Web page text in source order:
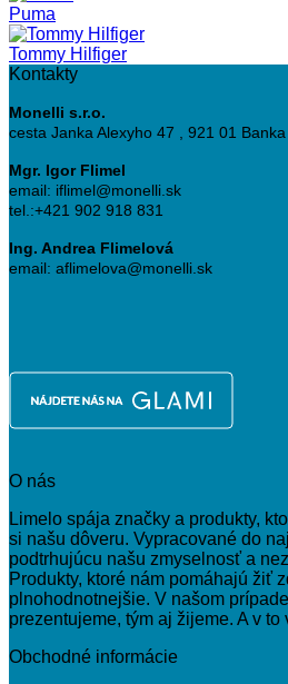
Puma
Tommy Hilfiger
Kontakty
Monelli s.r.o.
cesta Janka Alexyho 47 , 921 01 Banka
Mgr. Igor Flimel
email: iflimel@monelli.sk
tel.:+421 902 918 831
Ing. Andrea Flimelová
email: aflimelova@monelli.sk
O nás
Limelo spája značky a produkty,
si našu dôveru. Vypracované do
podtrhujúcu našu zmyselnosť a
Produkty, ktoré nám pomáhajú žiť
plnohodnotnejšie. V našom
prezentujeme, tým aj žijeme. A v to
Obchodné informácie